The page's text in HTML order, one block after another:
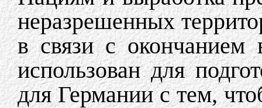
неразрешенных
в связи с окончанием
использован для
для Германии с тем,